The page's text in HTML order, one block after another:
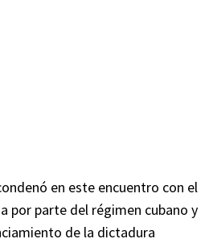
en este encuentro con el
por parte del régimen cubano y
de la dictadura